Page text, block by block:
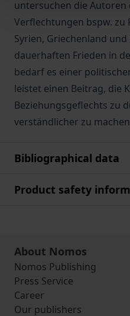
untersuchen die Autoren
Verflechtungen bspw. zu
Syrien, Griechenland
dauerhaften Frieden in
bedarf es einer
leistet einen Beitrag, die
Beziehungsgeflechts zu
verständlicher zu
Bibliographical data
Product safety
About Nomos
Nomos Publishing
Press Service
Career
Our publishers